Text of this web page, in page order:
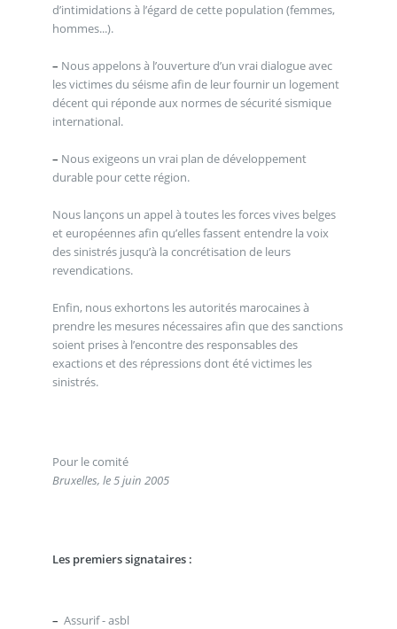
d’intimidations à l’égard de cette population (femmes,
hommes...).
– Nous appelons à l’ouverture d’un vrai dialogue avec
les victimes du séisme afin de leur fournir un logement
décent qui réponde aux normes de sécurité sismique
international.
– Nous exigeons un vrai plan de développement
durable pour cette région.
Nous lançons un appel à toutes les forces vives belges
et européennes afin qu’elles fassent entendre la voix
des sinistrés jusqu’à la concrétisation de leurs
revendications.
Enfin, nous exhortons les autorités marocaines à
prendre les mesures nécessaires afin que des sanctions
soient prises à l’encontre des responsables des
exactions et des répressions dont été victimes les
sinistrés.
Pour le comité
Bruxelles, le 5 juin 2005
Les premiers signataires :
– Assurif - asbl